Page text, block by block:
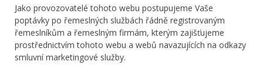
Jako provozovatelé tohoto webu postupujeme Vaše
poptávky po řemeslných službách řádně registrovaným
řemeslníkům a řemeslným firmám, kterým zajišťujeme
prostřednictvím tohoto webu a webů navazujících na odkazy
smluvní marketingové služby.